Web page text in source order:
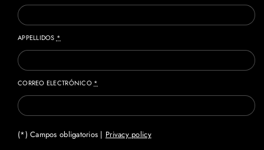
APPELLIDOS *
CORREO ELECTRÓNICO *
(*) Campos obligatorios | Privacy policy